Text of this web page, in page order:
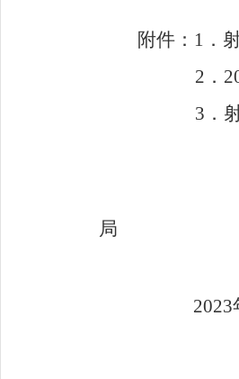
附件： 1 ．
2 ．
3 ．
局
2023